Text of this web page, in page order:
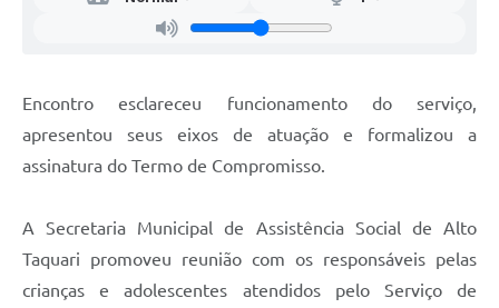
Encontro esclareceu funcionamento do serviço,
apresentou seus eixos de atuação e formalizou a
assinatura do Termo de Compromisso.
A Secretaria Municipal de Assistência Social de Alto
Taquari promoveu reunião com os responsáveis pelas
crianças e adolescentes atendidos pelo Serviço de